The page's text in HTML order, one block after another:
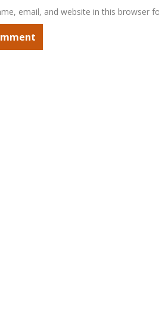
email, and website in this browser